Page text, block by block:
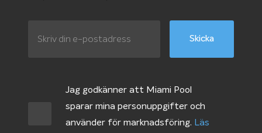
Jag godkänner att Miami Pool
sparar mina personuppgifter och
använder för marknadsföring. Läs